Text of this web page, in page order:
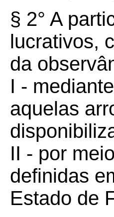
§ 2° A
lucrativos,
da
I -
aquelas
II - por
definidas
Estado de